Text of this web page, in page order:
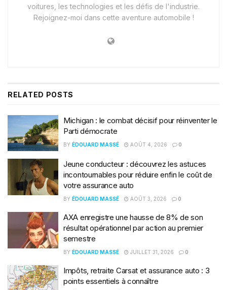
voitures, les technologies et les défis de l'industrie.
Rejoignez-moi dans cette aventure automobile !
RELATED POSTS
Michigan : le combat décisif pour réinventer le
Parti démocrate
BY ÉDOUARD MASSÉ AOÛT 4, 2026 0
Jeune conducteur : découvrez les astuces
incontournables pour réduire enfin le coût de
votre assurance auto
BY ÉDOUARD MASSÉ AOÛT 3, 2026 0
AXA enregistre une hausse de 8% de son
résultat opérationnel par action au premier
semestre
BY ÉDOUARD MASSÉ JUILLET 31, 2026 0
Impôts, retraite Carsat et assurance auto : 3
points essentiels à connaître